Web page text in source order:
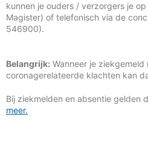
kunnen je ouders / verzorgers je
Magister) of telefonisch via de
546900).
Belangrijk: Wanneer je
coronagerelateerde klachten kan
Bij ziekmelden en absentie gelden
meer.